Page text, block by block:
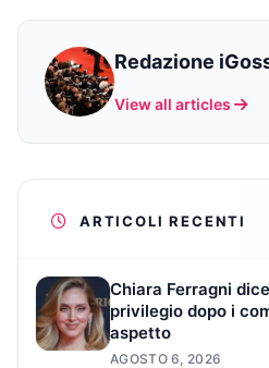
Redazione
View all articles
ARTICOLI RECENTI
Chiara Ferragni
privilegio dopo i
aspetto
AGOSTO 6, 2026